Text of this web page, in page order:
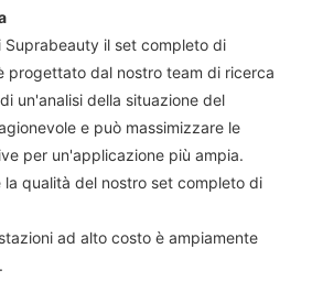
il set completo di
progettato dal nostro team di ricerca
un'analisi della situazione del
e può massimizzare le
per un'applicazione più ampia.
la qualità del nostro set completo di
ad alto costo è ampiamente